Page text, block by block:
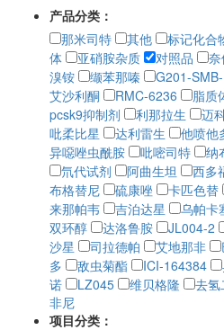
产品分类：
那米司特
其他 标记化合
体
亚硝胺杂质 对照品
溴铵
缬苯那嗪 G201-
艾沙利酮
RMC-6236 脂质
pcsk9抑制剂
利那拉生 迈
吡柔比星
达利雷生 他喷他
异噁唑虫酰胺
吡嘧司特 纳
氘代试剂
阿曲生坦 西多
布格替尼
硫康唑 卡匹色替
来那帕韦
吉泊达星 乌帕卡
双环醇
达洛鲁胺 JL004-2
沙星
司拉德帕 艾地那非
多
敌虫菊酯 ICI-164384
诺
LZ045 维贝格隆 去氢
非尼
项目分类：